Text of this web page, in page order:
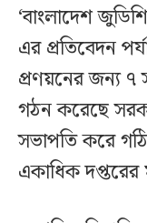
‘বাংলাদেশ
এর প্রতিবেদন
প্রণয়নের জন্য ৭
গঠন করেছে
সভাপতি করে
একাধিক দপ্তরের